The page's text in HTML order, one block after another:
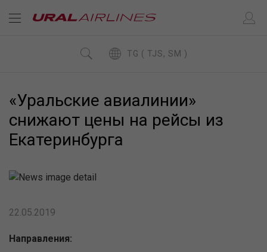
TG ( TJS, SM )
«Уральские авиалинии»
снижают цены на рейсы из
Екатеринбурга
22.05.2019
Направления: